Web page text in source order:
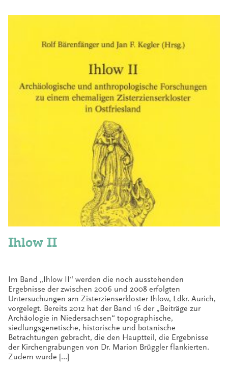
Ihlow II
Im Band „Ihlow II“ werden die noch ausstehenden
Ergebnisse der zwischen 2006 und 2008 erfolgten
Untersuchungen am Zisterzienserkloster Ihlow, Ldkr. Aurich,
vorgelegt. Bereits 2012 hat der Band 16 der „Beiträge zur
Archäologie in Niedersachsen“ topographische,
siedlungsgenetische, historische und botanische
Betrachtungen gebracht, die den Hauptteil, die Ergebnisse
der Kirchengrabungen von Dr. Marion Brüggler flankierten.
Zudem wurde […]